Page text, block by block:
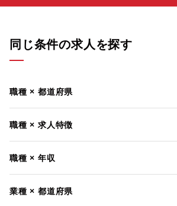
同じ条件の求人を探す
職種 × 都道府県
職種 × 求人特徴
職種 × 年収
業種 × 都道府県